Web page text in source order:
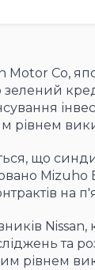
Motor Co,
зелений
рівнем
що
Mizuho
на
Nissan,
та
рівнем